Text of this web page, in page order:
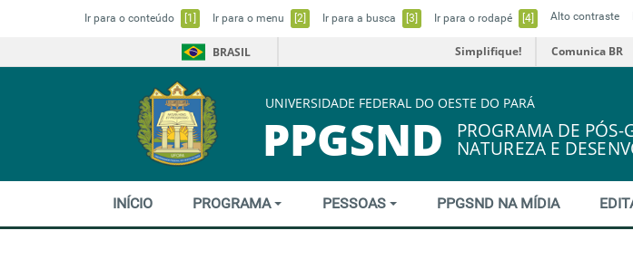
Ir para o conteúdo [1] Ir para o menu [2] Ir para a busca [3] Ir para o rodapé [4] Alto contraste
BRASIL Simplifique! Comunica BR
UNIVERSIDADE FEDERAL DO OESTE DO PARÁ
PPGSND PROGRAMA DE PÓS-
NATUREZA E
INÍCIO PROGRAMA PESSOAS PPGSND NA MÍDIA